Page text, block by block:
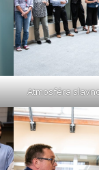
Atmosféra